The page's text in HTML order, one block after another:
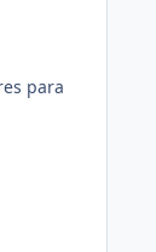
para